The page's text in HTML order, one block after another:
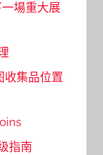
場重大展
收集品位置
指南